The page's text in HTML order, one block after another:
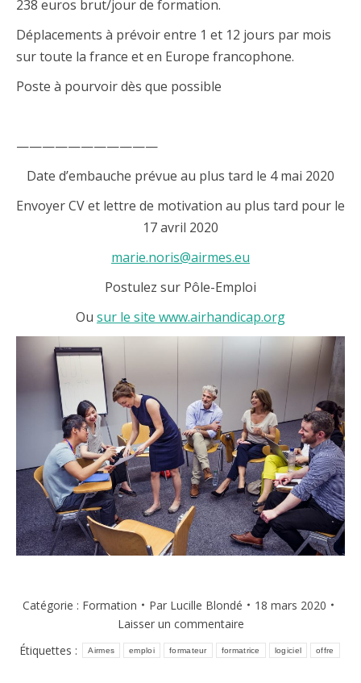
238 euros brut/jour de formation.
Déplacements à prévoir entre 1 et 12 jours par mois
sur toute la france et en Europe francophone.
Poste à pourvoir dès que possible
———————————
Date d’embauche prévue au plus tard le 4 mai 2020
Envoyer CV et lettre de motivation au plus tard pour le
17 avril 2020
marie.noris@airmes.eu
Postulez sur Pôle-Emploi
Ou sur le site www.airhandicap.org
Catégorie : Formation Par Lucille Blondé
18 mars 2020
Laisser un commentaire
Étiquettes :
Airmes emploi formateur formatrice logiciel offre